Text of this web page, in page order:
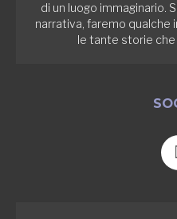
di un luogo immaginario.
narrativa, faremo qualche
le tante storie